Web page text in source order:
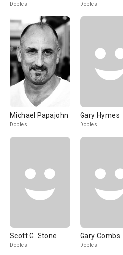
Dobles Dobles
Michael Papajohn
Dobles
Gary Hymes
Dobles
Scott G. Stone
Dobles
Gary Combs
Dobles